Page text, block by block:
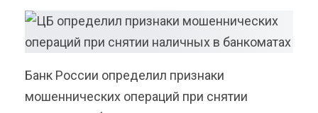
Банк России определил признаки
мошеннических операций при снятии